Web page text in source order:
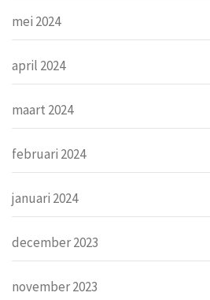
mei 2024
april 2024
maart 2024
februari 2024
januari 2024
december 2023
november 2023